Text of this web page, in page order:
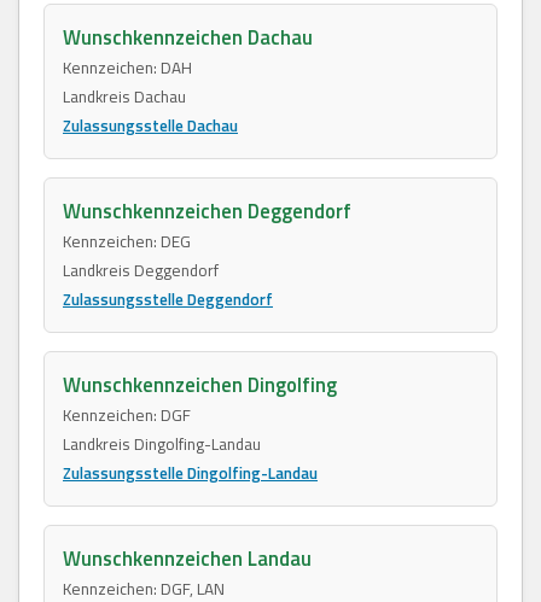
Wunschkennzeichen Dachau
Kennzeichen: DAH
Landkreis Dachau
Zulassungsstelle Dachau
Wunschkennzeichen Deggendorf
Kennzeichen: DEG
Landkreis Deggendorf
Zulassungsstelle Deggendorf
Wunschkennzeichen Dingolfing
Kennzeichen: DGF
Landkreis Dingolfing-Landau
Zulassungsstelle Dingolfing-Landau
Wunschkennzeichen Landau
Kennzeichen: DGF, LAN